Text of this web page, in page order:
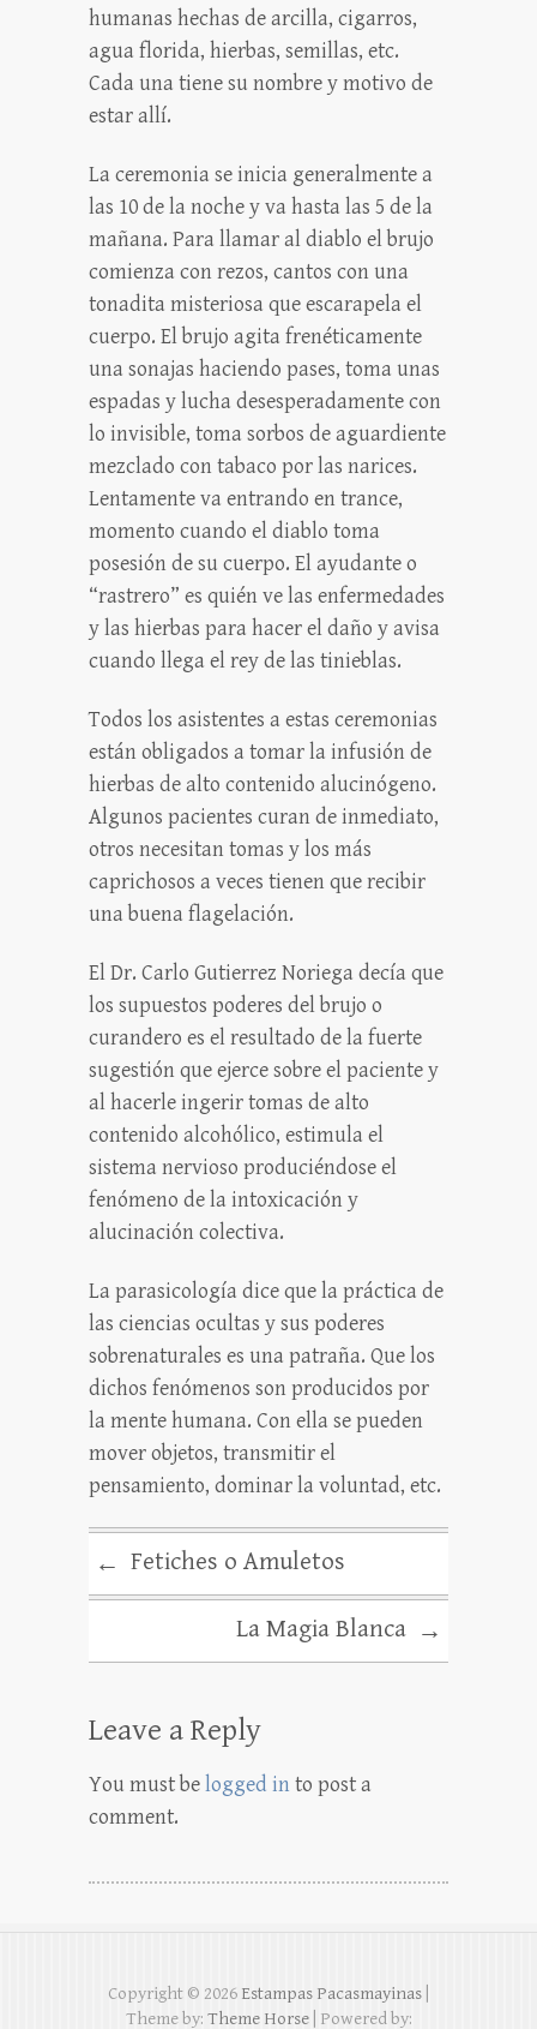
humanas hechas de arcilla, cigarros,
agua florida, hierbas, semillas, etc.
Cada una tiene su nombre y motivo de
estar allí.
La ceremonia se inicia generalmente a
las 10 de la noche y va hasta las 5 de la
mañana. Para llamar al diablo el brujo
comienza con rezos, cantos con una
tonadita misteriosa que escarapela el
cuerpo. El brujo agita frenéticamente
una sonajas haciendo pases, toma unas
espadas y lucha desesperadamente con
lo invisible, toma sorbos de aguardiente
mezclado con tabaco por las narices.
Lentamente va entrando en trance,
momento cuando el diablo toma
posesión de su cuerpo. El ayudante o
“rastrero” es quién ve las enfermedades
y las hierbas para hacer el daño y avisa
cuando llega el rey de las tinieblas.
Todos los asistentes a estas ceremonias
están obligados a tomar la infusión de
hierbas de alto contenido alucinógeno.
Algunos pacientes curan de inmediato,
otros necesitan tomas y los más
caprichosos a veces tienen que recibir
una buena flagelación.
El Dr. Carlo Gutierrez Noriega decía que
los supuestos poderes del brujo o
curandero es el resultado de la fuerte
sugestión que ejerce sobre el paciente y
al hacerle ingerir tomas de alto
contenido alcohólico, estimula el
sistema nervioso produciéndose el
fenómeno de la intoxicación y
alucinación colectiva.
La parasicología dice que la práctica de
las ciencias ocultas y sus poderes
sobrenaturales es una patraña. Que los
dichos fenómenos son producidos por
la mente humana. Con ella se pueden
mover objetos, transmitir el
pensamiento, dominar la voluntad, etc.
← Fetiches o Amuletos
La Magia Blanca →
Leave a Reply
You must belogged in to post a
comment.
Copyright © 2026 Estampas Pacasmayinas
Theme by: Theme Horse| Powered by: